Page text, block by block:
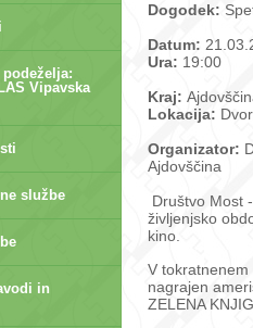
Vipavska
službe
in
Dogodek:
Datum:
Ura: 19:00
Kraj:
Lokacija:
Organizator:
Ajdovščina
Društvo Most
življenjsko
kino.
V
nagrajen
ZELENA